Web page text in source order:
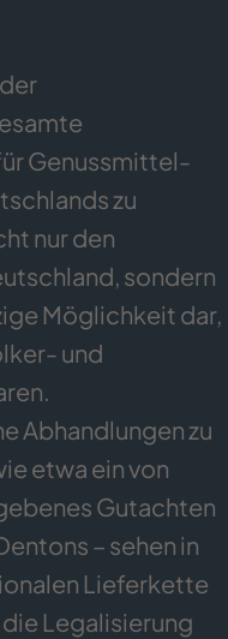
Genussmittel-
zu
nur den
sondern
Möglichkeit dar,
und
Abhandlungen zu
etwa ein von
Gutachten
– sehen in
Lieferkette
Legalisierung